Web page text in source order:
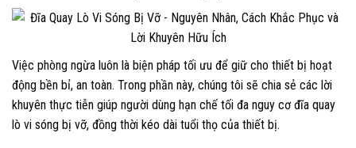
Việc phòng ngừa luôn là biện pháp tối ưu để giữ cho thiết bị hoạt
động bền bỉ, an toàn. Trong phần này, chúng tôi sẽ chia sẻ các lời
khuyên thực tiễn giúp người dùng hạn chế tối đa nguy cơ đĩa quay
lò vi sóng bị vỡ, đồng thời kéo dài tuổi thọ của thiết bị.